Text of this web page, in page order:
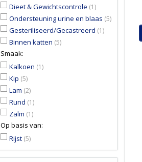
Dieet & Gewichtscontrole (1)
Ondersteuning urine en blaas (5)
Gesteriliseerd/Gecastreerd (1)
Binnen katten (5)
Smaak:
Kalkoen (1)
Kip (5)
Lam (2)
Rund (1)
Zalm (1)
Op basis van:
Rijst (5)